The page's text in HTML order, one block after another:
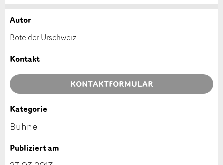
Anzeige beanstanden
Ihr Feedback wird sehr geschätzt!
Allgemeines Feedback
Anzeige nicht mehr gültig
Anzeige unvollständig
Anzeige weiterempfehlen
Empfehlen Sie diese Anzeige an Freunde weiter.
Autor
Bote der Urschweiz
Kontakt
KONTAKTFORMULAR
Kontakt
Verfassen Sie eine Nachricht für die Kontaktpersonen
Kategorie
Bühne
Publiziert am